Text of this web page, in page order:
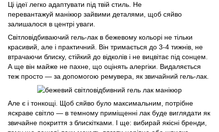
Ці ідеї легко адаптувати під твій стиль. Не
перевантажуй манікюр зайвими деталями, щоб сяйво
залишалося в центрі уваги.
Світловідбиваючий гель-лак в бежевому кольорі не тільки
красивий, але і практичний. Він тримається до 3-4 тижнів, не
втрачаючи блиску, стійкий до відколів і не вицвітає під сонцем.
А ще він майже не пахне, що оцінять алергіки. Видаляється
теж просто — за допомогою ремувера, як звичайний гель-лак.
Але є і тонкощі. Щоб сяйво було максимальним, потрібне
яскраве світло — в темному приміщенні лак буде виглядати як
звичайне покриття з блискітками. І ще: вибирай якісні бренди,